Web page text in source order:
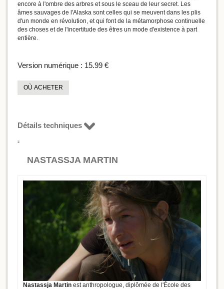
encore à l'ombre des arbres et sous le sceau de leur secret. Les
âmes sauvages de l'Alaska sont celles qui se meuvent dans les plis
d'un monde en révolution, et qui font de la métamorphose continuelle
des choses et de l'incertitude des êtres un mode d'existence à part
entière.
Version numérique : 15.99 €
OÙ ACHETER
Détails techniques
NASTASSJA MARTIN
Nastassja Martin est anthropologue, diplômée de l'École des